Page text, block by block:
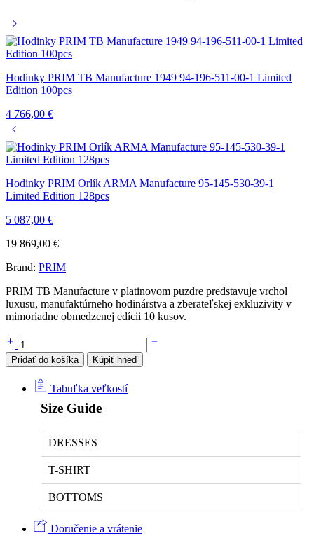
Hodinky PRIM TB Manufacture 1949 94-196-511-00-1 Limited
Edition 100pcs
4 766,00 €
Hodinky PRIM Orlík ARMA Manufacture 95-145-530-39-1
Limited Edition 128pcs
5 087,00 €
19 869,00 €
Brand: PRIM
PRIM TB Manufacture v platinovom puzdre predstavuje vrchol
luxusu, manufaktúrneho hodinárstva a zberateľskej exkluzivity v
mimoriadne obmedzenej edícii 10 kusov.
Pridať do košíka Kúpiť hneď
Tabuľka veľkostí
Size Guide
DRESSES
T-SHIRT
BOTTOMS
Doručenie a vrátenie